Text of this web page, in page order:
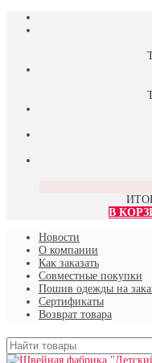
В
Новости
О компании
Как заказать
Совместные покупки
Пошив одежды на
Сертификаты
Возврат товара